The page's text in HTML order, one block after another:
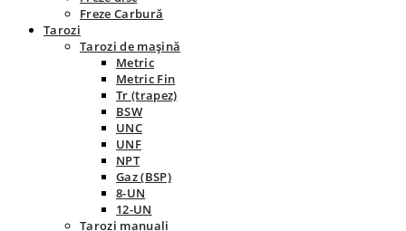
Freze Carbură
Tarozi
Tarozi de mașină
Metric
Metric Fin
Tr (trapez)
BSW
UNC
UNF
NPT
Gaz (BSP)
8-UN
12-UN
Tarozi manuali